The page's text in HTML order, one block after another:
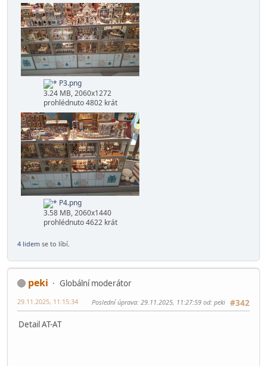
3.32 MB, 2060x1324
prohlédnuto 4597 krát
P2.png
3.16 MB, 2060x1208
prohlédnuto 4659 krát
P3.png
3.24 MB, 2060x1272